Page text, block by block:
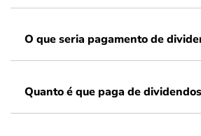
O que seria pagamento de
Quanto é que paga de